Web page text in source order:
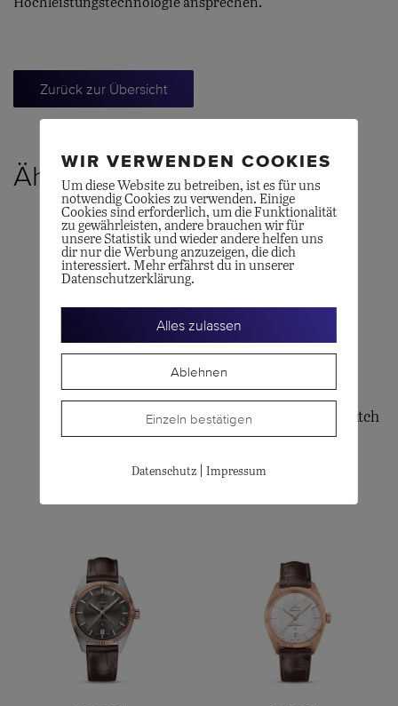
Hochleistungstechnologie ansprechen.
Zurück zur Übersicht
Ähnliche Produkte
LONGINES
OMEGA
Speedmaster Moonwatch
CHF
WIR VERWENDEN COOKIES
Um diese Website zu betreiben, ist es für uns
notwendig Cookies zu verwenden. Einige
Cookies sind erforderlich, um die Funktionalität
zu gewährleisten, andere brauchen wir für
unsere Statistik und wieder andere helfen uns
dir nur die Werbung anzuzeigen, die dich
interessiert. Mehr erfährst du in unserer
Datenschutzerklärung.
Alles zulassen
Ablehnen
Einzeln bestätigen
Datenschutz| Impressum